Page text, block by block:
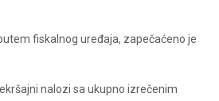
fiskalnog uređaja, zapečaćeno je
nalozi sa ukupno izrečenim